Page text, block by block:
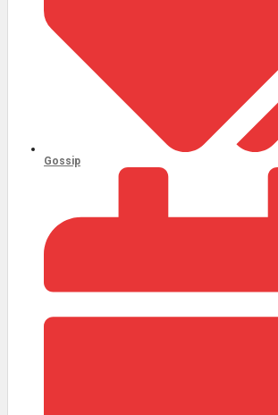
Gossip